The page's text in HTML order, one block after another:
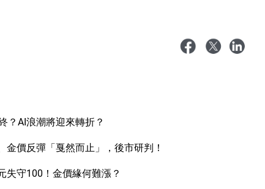
？AI浪潮將迎來轉折？
價反彈「戛然而止」，後市研判！
失守100！金價緣何難漲？